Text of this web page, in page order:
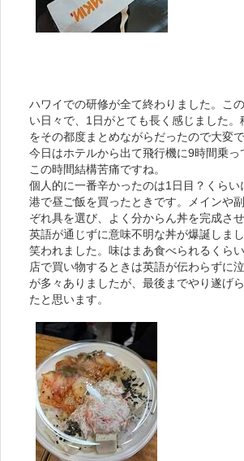
ハワイでの研修が全て終わりました。こ
い日々で、1日がとても長く感じました。
をその都度まとめながらだったので大変で
今日はホテルから出て飛行機に9時間乗っ
この時間結構苦痛ですね。
個人的に一番辛かったのは1日目？くらい
港で昼ご飯を買ったときです。メインや
ぞれ具を選び、よく分からん丼を完成さ
英語が通じずに意味不明な丼が爆誕しま
笑われました。味はまあ食べられるくらい
店で買い物するときは英語が伝わらずに
が多々ありましたが、最後までやり遂げ
たと思います。